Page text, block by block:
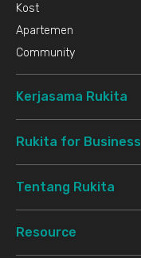
Kost
Apartemen
Community
Kerjasama Rukita
Rukita for Business
Tentang Rukita
Resource